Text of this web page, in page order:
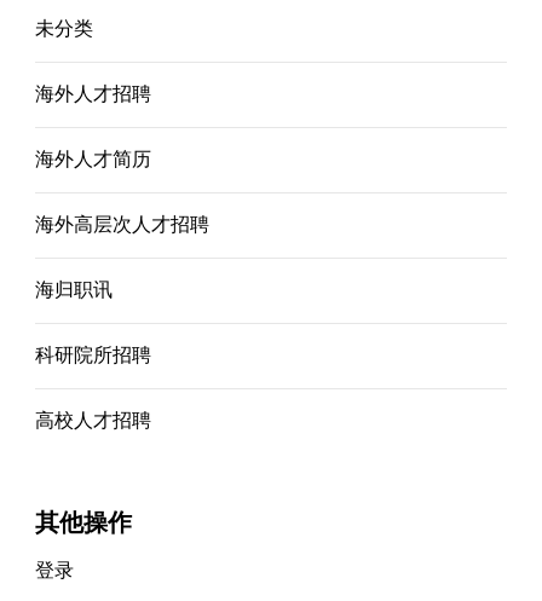
未分类
海外人才招聘
海外人才简历
海外高层次人才招聘
海归职讯
科研院所招聘
高校人才招聘
其他操作
登录